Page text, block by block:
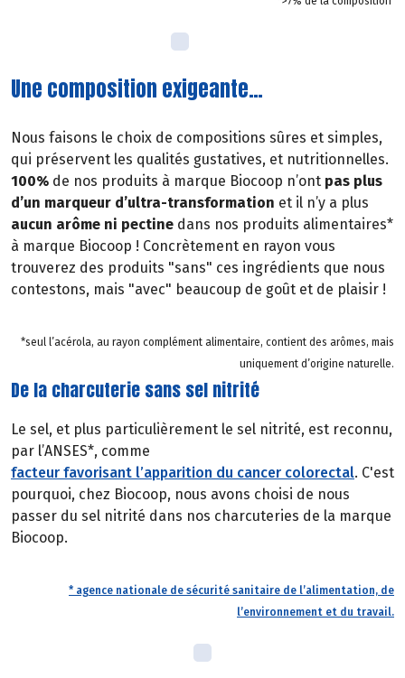
Une composition exigeante…
Nous faisons le choix de compositions sûres et simples,
qui préservent les qualités gustatives, et nutritionnelles.
100% de nos produits à marque Biocoop n’ont pas plus
d’un marqueur d’ultra-transformation et il n’y a plus
aucun arôme ni pectine dans nos produits alimentaires*
à marque Biocoop ! Concrètement en rayon vous
trouverez des produits "sans" ces ingrédients que nous
contestons, mais "avec" beaucoup de goût et de plaisir !
*seul l’acérola, au rayon complément alimentaire, contient des arômes, mais
uniquement d’origine naturelle.
De la charcuterie sans sel nitrité
Le sel, et plus particulièrement le sel nitrité, est reconnu,
par l’ANSES*, comme
facteur favorisant l’apparition du cancer colorectal. C'est
pourquoi, chez Biocoop, nous avons choisi de nous
passer du sel nitrité dans nos charcuteries de la marque
Biocoop.
* agence nationale de sécurité sanitaire de l’alimentation, de
l’environnement et du travail.